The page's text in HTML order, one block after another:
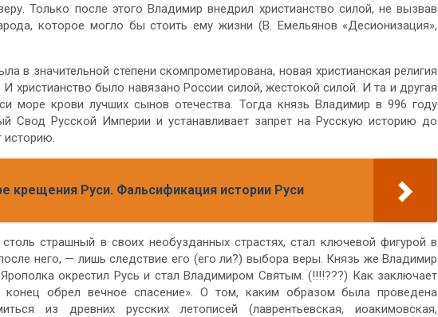
Только после этого Владимир внедрил христианство силой, не вызвав
которое могло бы стоить ему жизни (В. Емельянов «Десионизация»,
в значительной степени скомпрометирована, новая христианская религия
христианство было навязано России силой, жестокой силой. И та и другая
море крови лучших сынов отечества. Тогда князь Владимир в 996 году
Свод Русской Империи и устанавливает запрет на Русскую историю до
историю.
крещения Руси. Фальсификация истории Руси
страшный в своих необузданных страстях, стал ключевой фигурой в
него, — лишь следствие его (его ли?) выбора веры. Князь же Владимир
окрестил Русь и стал Владимиром Святым. (!!!!???) Как заключает
обрел вечное спасение». О том, каким образом была проведена
из древних русских летописей (лаврентьевская, иоакимовская,